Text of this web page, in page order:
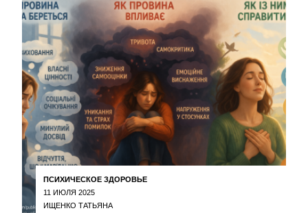
ПСИХИЧЕСКОЕ ЗДОРОВЬЕ
11 ИЮЛЯ 2025
ИЩЕНКО ТАТЬЯНА